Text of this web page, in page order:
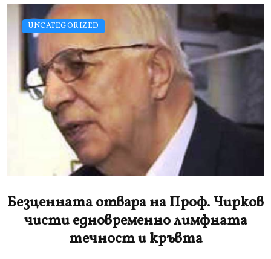
UNCATEGORIZED
Безценната отвара на Проф. Чирков
чисти едновременно лимфната
течност и кръвта